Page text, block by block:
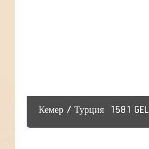
Кемер / Турция 1581 GEL